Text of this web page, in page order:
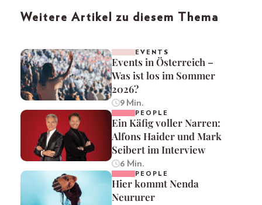
Weitere Artikel zu diesem Thema
EVENTS
Events in Österreich –
Was ist los im Sommer
2026?
9 Min.
PEOPLE
Ein Käfig voller Narren:
Alfons Haider und Mark
Seibert im Interview
6 Min.
PEOPLE
Hier kommt Nenda
Neururer